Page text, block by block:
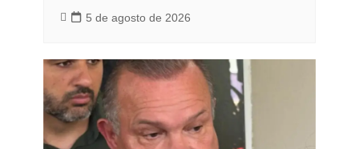
5 de agosto de 2026